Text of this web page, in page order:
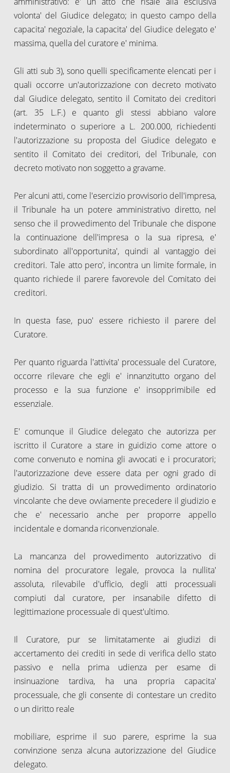
volonta' del Giudice delegato; in questo campo della
capacita' negoziale, la capacita' del Giudice delegato e'
massima, quella del curatore e' minima.
Gli atti sub 3), sono quelli specificamente elencati per i
quali occorre un'autorizzazione con decreto motivato
dal Giudice delegato, sentito il Comitato dei creditori
(art. 35 L.F.) e quanto gli stessi abbiano valore
indeterminato o superiore a L. 200.000, richiedenti
l'autorizzazione su proposta del Giudice delegato e
sentito il Comitato dei creditori, del Tribunale, con
decreto motivato non soggetto a gravame.
Per alcuni atti, come l'esercizio provvisorio dell'impresa,
il Tribunale ha un potere amministrativo diretto, nel
senso che il provvedimento del Tribunale che dispone
la continuazione dell'impresa o la sua ripresa, e'
subordinato all'opportunita', quindi al vantaggio dei
creditori. Tale atto pero', incontra un limite formale, in
quanto richiede il parere favorevole del Comitato dei
creditori.
In questa fase, puo' essere richiesto il parere del
Curatore.
Per quanto riguarda l'attivita' processuale del Curatore,
occorre rilevare che egli e' innanzitutto organo del
processo e la sua funzione e' insopprimibile ed
essenziale.
E' comunque il Giudice delegato che autorizza per
iscritto il Curatore a stare in guidizio come attore o
come convenuto e nomina gli avvocati e i procuratori;
l'autorizzazione deve essere data per ogni grado di
giudizio. Si tratta di un provvedimento ordinatorio
vincolante che deve ovviamente precedere il giudizio e
che e' necessario anche per proporre appello
incidentale e domanda riconvenzionale.
La mancanza del provvedimento autorizzativo di
nomina del procuratore legale, provoca la nullita'
assoluta, rilevabile d'ufficio, degli atti processuali
compiuti dal curatore, per insanabile difetto di
legittimazione processuale di quest'ultimo.
Il Curatore, pur se limitatamente ai giudizi di
accertamento dei crediti in sede di verifica dello stato
passivo e nella prima udienza per esame di
insinuazione tardiva, ha una propria capacita'
processuale, che gli consente di contestare un credito
o un diritto reale
mobiliare, esprime il suo parere, esprime la sua
convinzione senza alcuna autorizzazione del Giudice
delegato.